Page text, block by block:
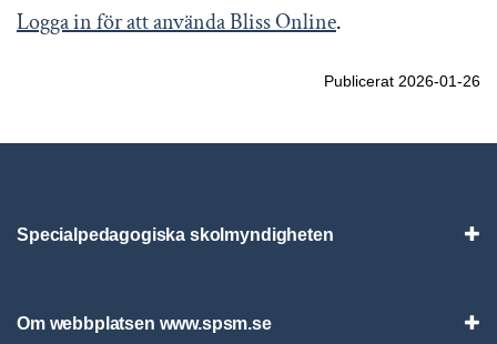
Logga in för att använda Bliss Online.
Publicerat 2026-01-26
Specialpedagogiska skolmyndigheten
Om webbplatsen www.spsm.se